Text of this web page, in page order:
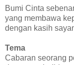
Bumi Cinta
yang membawa
dengan kasih
Tema
Cabaran seorang